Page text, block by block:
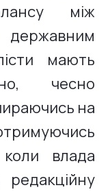
між
державним
мають
чесно
на
коли влада